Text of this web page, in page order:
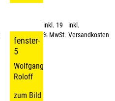
fenster-
5
Wolfgang
Roloff
zum Bild
inkl. 19
% MwSt.
inkl.
Versandkosten